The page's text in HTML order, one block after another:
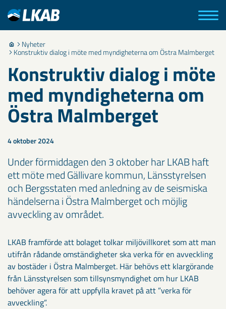
Nyheter
Konstruktiv dialog i möte med myndigheterna om Östra Malmberget
Konstruktiv dialog i möte
med myndigheterna om
Östra Malmberget
4 oktober 2024
Under förmiddagen den 3 oktober har LKAB haft
ett möte med Gällivare kommun, Länsstyrelsen
och Bergsstaten med anledning av de seismiska
händelserna i Östra Malmberget och möjlig
avveckling av området.
LKAB framförde att bolaget tolkar miljövillkoret som att man
utifrån rådande omständigheter ska verka för en avveckling
av bostäder i Östra Malmberget. Här behövs ett klargörande
från Länsstyrelsen som tillsynsmyndighet om hur LKAB
behöver agera för att uppfylla kravet på att ”verka för
avveckling”.